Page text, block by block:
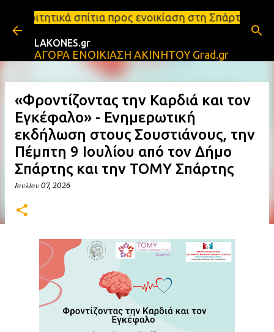
Μετάβαση στο κύριο περιεχόμενο
προς ενοικίαση στη Σπάρτη Ενοικιάσεις
LAKONES.gr
ΑΓΟΡΑ ΕΝΟΙΚΙΑΣΗ ΑΚΙΝΗΤΟΥ Grad.gr
«Φροντίζοντας την Καρδιά και τον
Εγκέφαλο» - Ενημερωτική
εκδήλωση στους Σουστιάνους, την
Πέμπτη 9 Ιουλίου από τον Δήμο
Σπάρτης και την ΤΟΜΥ Σπάρτης
Ιουλίου 07, 2026